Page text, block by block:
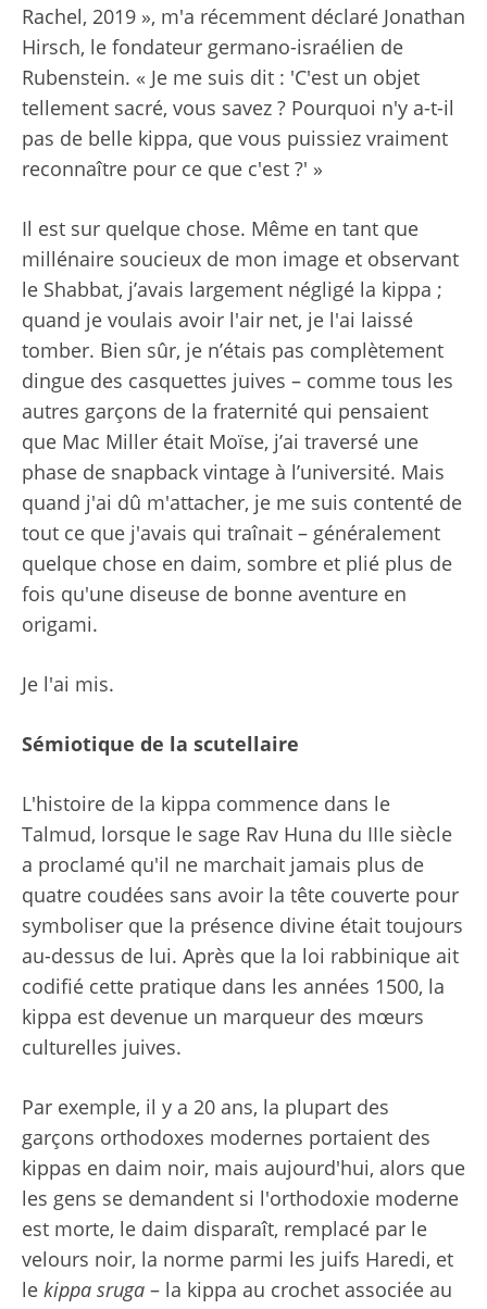
Rachel, 2019 », m'a récemment déclaré Jonathan
Hirsch, le fondateur germano-israélien de
Rubenstein. « Je me suis dit : 'C'est un objet
tellement sacré, vous savez ? Pourquoi n'y a-t-il
pas de belle kippa, que vous puissiez vraiment
reconnaître pour ce que c'est ?' »
Il est sur quelque chose. Même en tant que
millénaire soucieux de mon image et observant
le Shabbat, j’avais largement négligé la kippa ;
quand je voulais avoir l'air net, je l'ai laissé
tomber. Bien sûr, je n’étais pas complètement
dingue des casquettes juives – comme tous les
autres garçons de la fraternité qui pensaient
que Mac Miller était Moïse, j’ai traversé une
phase de snapback vintage à l’université. Mais
quand j'ai dû m'attacher, je me suis contenté de
tout ce que j'avais qui traînait – généralement
quelque chose en daim, sombre et plié plus de
fois qu'une diseuse de bonne aventure en
origami.
Je l'ai mis.
Sémiotique de la scutellaire
L'histoire de la kippa commence dans le
Talmud, lorsque le sage Rav Huna du IIIe siècle
a proclamé qu'il ne marchait jamais plus de
quatre coudées sans avoir la tête couverte pour
symboliser que la présence divine était toujours
au-dessus de lui. Après que la loi rabbinique ait
codifié cette pratique dans les années 1500, la
kippa est devenue un marqueur des mœurs
culturelles juives.
Par exemple, il y a 20 ans, la plupart des
garçons orthodoxes modernes portaient des
kippas en daim noir, mais aujourd'hui, alors que
les gens se demandent si l'orthodoxie moderne
est morte, le daim disparaît, remplacé par le
velours noir, la norme parmi les juifs Haredi, et
le kippa sruga – la kippa au crochet associée au